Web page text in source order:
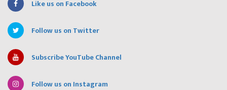
Like us on Facebook
Follow us on Twitter
Subscribe YouTube Channel
Follow us on Instagram